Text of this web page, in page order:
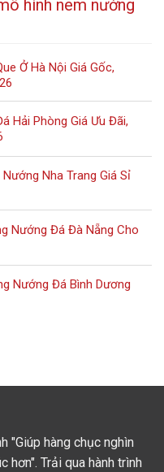
"Giúp hàng chục nghìn
hơn". Trải qua hành trình